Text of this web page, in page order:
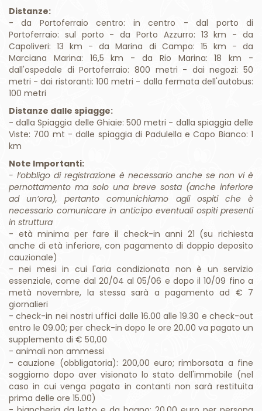
Distanze:
- da Portoferraio centro: in centro - dal porto di
Portoferraio: sul porto - da Porto Azzurro: 13 km - da
Capoliveri: 13 km - da Marina di Campo: 15 km - da
Marciana Marina: 16,5 km - da Rio Marina: 18 km -
dall'ospedale di Portoferraio: 800 metri - dai negozi: 50
metri - dai ristoranti: 100 metri - dalla fermata dell'autobus:
100 metri
Distanze dalle spiagge:
- dalla Spiaggia delle Ghiaie: 500 metri - dalla spiaggia delle
Viste: 700 mt - dalle spiaggia di Padulella e Capo Bianco: 1
km
Note Importanti:
- l’obbligo di registrazione è necessario anche se non vi è
pernottamento ma solo una breve sosta (anche inferiore
ad un’ora), pertanto comunichiamo agli ospiti che è
necessario comunicare in anticipo eventuali ospiti presenti
in struttura
- età minima per fare il check-in anni 21 (su richiesta
anche di età inferiore, con pagamento di doppio deposito
cauzionale)
- nei mesi in cui l'aria condizionata non è un servizio
essenziale, come dal 20/04 al 05/06 e dopo il 10/09 fino a
metà novembre, la stessa sarà a pagamento ad € 7
giornalieri
- check-in nei nostri uffici dalle 16.00 alle 19.30 e check-out
entro le 09.00; per check-in dopo le ore 20.00 va pagato un
supplemento di € 50,00
- animali non ammessi
- cauzione (obbligatoria): 200,00 euro; rimborsata a fine
soggiorno dopo aver visionato lo stato dell'immobile (nel
caso in cui venga pagata in contanti non sarà restituita
prima delle ore 15.00)